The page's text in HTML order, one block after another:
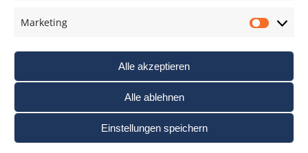
Marketing
Alle akzeptieren
Alle ablehnen
Einstellungen speichern